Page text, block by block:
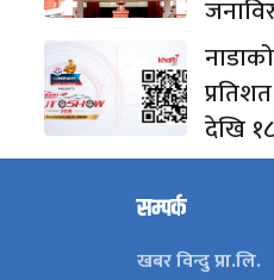
देखि
सम्पर्क
खबर विन्दु प्रा.लि.